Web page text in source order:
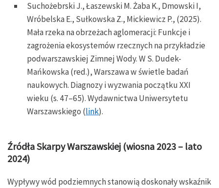
Suchożebrski J., Łaszewski M. Żaba K., Dmowski I,
Wróbelska E., Sułkowska Z., Mickiewicz P., (2025).
Mała rzeka na obrzeżach aglomeracji: Funkcje i
zagrożenia ekosystemów rzecznych na przykładzie
podwarszawskiej Zimnej Wody. W S. Dudek-
Mańkowska (red.), Warszawa w świetle badań
naukowych. Diagnozy i wyzwania początku XXI
wieku (s. 47–65). Wydawnictwa Uniwersytetu
Warszawskiego (link).
Źródła Skarpy Warszawskiej (wiosna 2023 – lato
2024)
Wypływy wód podziemnych stanowią doskonały wskaźnik